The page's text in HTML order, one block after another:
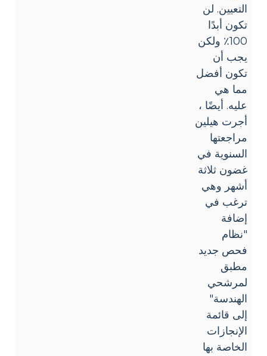
التعيين. لن
تكون أبدًا
100٪ ولكن
يجب أن
تكون أفضل
مما هي
عليه. أيضًا ،
أجرت هيلين
مراجعتها
السنوية في
غضون ثلاثة
أشهر وهي
ترغب في
إضافة
"نظام
فحص جديد
مطبق
لمرشحي
الهندسة"
إلى قائمة
الإنجازات
الخاصة بها